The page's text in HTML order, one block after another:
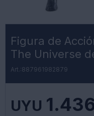
Figura de
The Universe
887961982879
UYU